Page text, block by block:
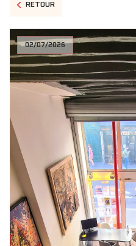
RETOUR
02/07/2026